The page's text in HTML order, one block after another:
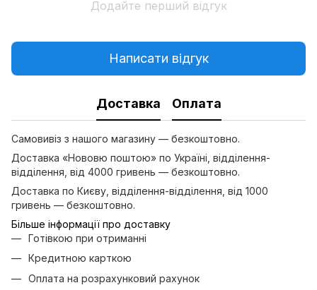
Додайте перший відгук
Написати відгук
Доставка Оплата
Самовивіз з нашого магазину — безкоштовно.
Доставка «Нововю поштою» по Україні, відділення-
відділення, від 4000 гривень — безкоштовно.
Доставка по Києву, відділення-відділення, від 1000
гривень — безкоштовно.
Більше інформації про доставку
Готівкою при отриманні
Кредитною карткою
Оплата на розрахунковий рахунок